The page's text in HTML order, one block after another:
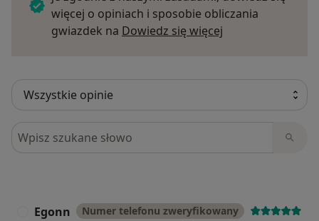
więcej o opiniach i sposobie obliczania
gwiazdek na Dowiedz się więcej
Szukaj w opiniach
Egonn Numer telefonu zweryfikowany